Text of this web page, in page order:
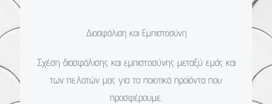
Διασφάλιση και Εμπιστοσύνη
Σχέση διασφάλισης και εμπιστοσύνης μεταξύ εμάς και
των πελατών μας για τα ποιοτικά προϊόντα που
προσφέρουμε.